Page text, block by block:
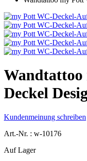
Deckel
Kundenmeinung schreiben
Art.-Nr. : w-10176
Auf Lager